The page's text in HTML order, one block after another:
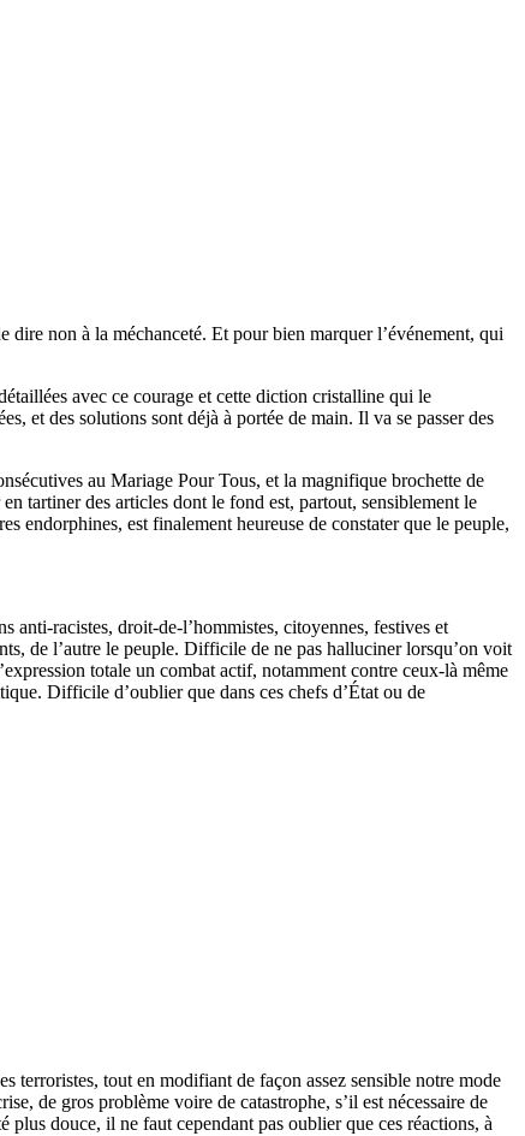
dire non à la méchanceté. Et pour bien marquer l’événement, qui
avec ce courage et cette diction cristalline qui le
et des solutions sont déjà à portée de main. Il va se passer des
au Mariage Pour Tous, et la magnifique brochette de
tartiner des articles dont le fond est, partout, sensiblement le
endorphines, est finalement heureuse de constater que le peuple,
anti-racistes, droit-de-l’hommistes, citoyennes, festives et
de l’autre le peuple. Difficile de ne pas halluciner lorsqu’on voit
totale un combat actif, notamment contre ceux-là même
Difficile d’oublier que dans ces chefs d’État ou de
terroristes, tout en modifiant de façon assez sensible notre mode
de gros problème voire de catastrophe, s’il est nécessaire de
plus douce, il ne faut cependant pas oublier que ces réactions, à